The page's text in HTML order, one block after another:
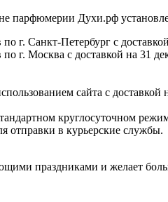
парфюмерии Духи.рф
г. Санкт-Петербург с
г. Москва с доставкой на 31
сайта с доставкой
круглосуточном
отправки в курьерские службы.
праздниками и желает